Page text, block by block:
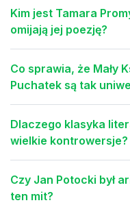
Kim jest Tamara
omijają jej poezję?
Co sprawia, że Mały
Puchatek są tak
Dlaczego klasyka
wielkie kontrowersje?
Czy Jan Potocki był
ten mit?